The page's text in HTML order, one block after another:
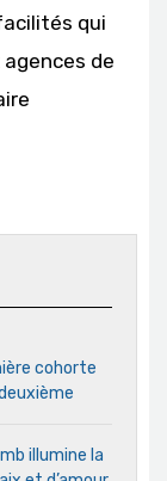
qui
de
cohorte
illumine la